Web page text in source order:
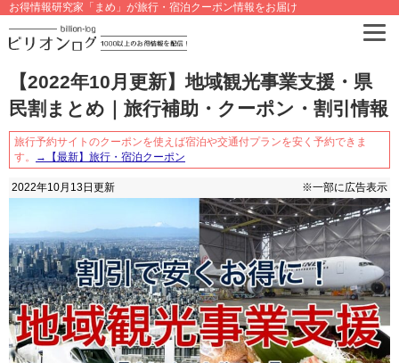
お得情報研究家「まめ」が旅行・宿泊クーポン情報をお届け
【2022年10月更新】地域観光事業支援・県
民割まとめ｜旅行補助・クーポン・割引情報
旅行予約サイトのクーポンを使えば宿泊や交通付プランを安く予約できま
す。
→【最新】旅行・宿泊クーポン
2022年10月13日 更新 ※一部に広告表示